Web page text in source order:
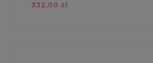
332,00 zł